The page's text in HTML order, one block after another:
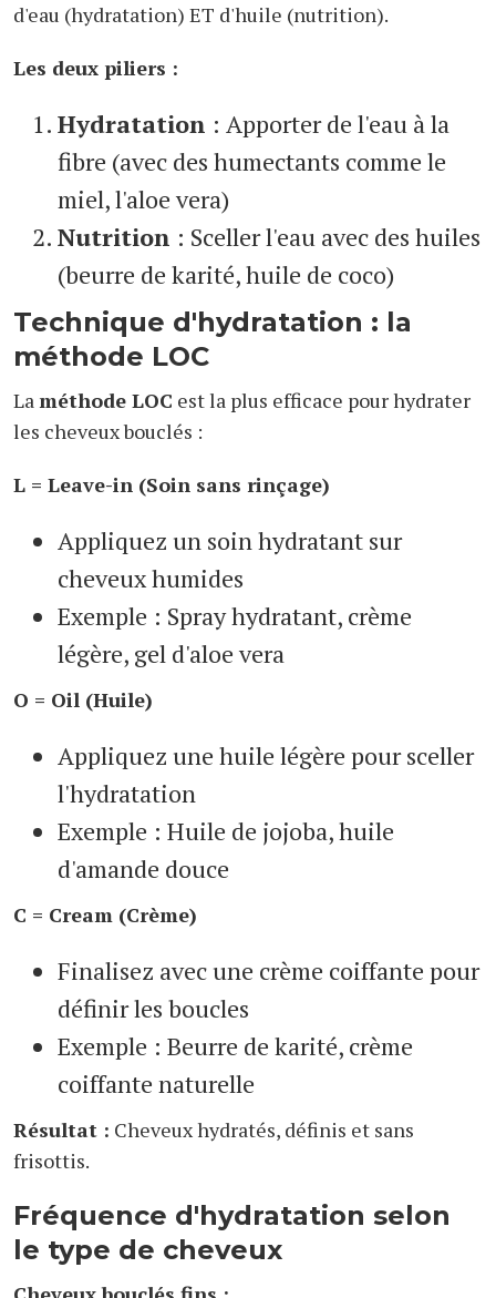
d'eau (hydratation) ET d'huile (nutrition).
Les deux piliers :
Hydratation : Apporter de l'eau à la
fibre (avec des humectants comme le
miel, l'aloe vera)
Nutrition : Sceller l'eau avec des huiles
(beurre de karité, huile de coco)
Technique d'hydratation : la
méthode LOC
Laméthode LOC est la plus efficace pour hydrater
les cheveux bouclés :
L = Leave-in (Soin sans rinçage)
Appliquez un soin hydratant sur
cheveux humides
Exemple : Spray hydratant, crème
légère, gel d'aloe vera
O = Oil (Huile)
Appliquez une huile légère pour sceller
l'hydratation
Exemple : Huile de jojoba, huile
d'amande douce
C = Cream (Crème)
Finalisez avec une crème coiffante pour
définir les boucles
Exemple : Beurre de karité, crème
coiffante naturelle
Résultat : Cheveux hydratés, définis et sans
frisottis.
Fréquence d'hydratation selon
le type de cheveux